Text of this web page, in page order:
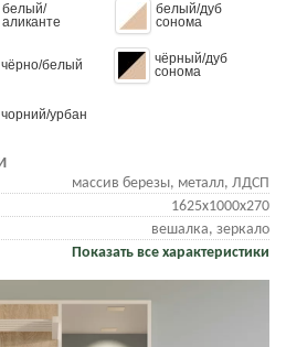
белый/
аликанте
белый/дуб
сонома
чёрно/белый
чёрный/дуб
сонома
чорний/урбан
массив березы, металл, ЛДСП
1625x1000x270
вешалка, зеркало
Показать все характеристики